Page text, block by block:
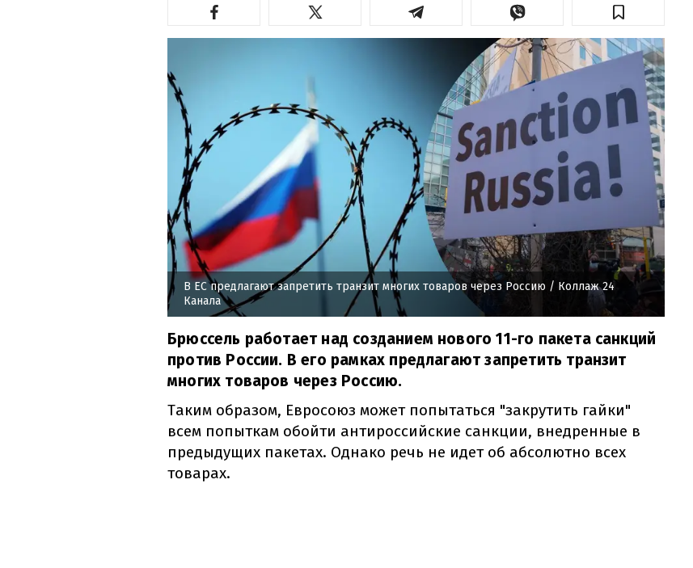
В ЕС предлагают запретить транзит многих товаров через Россию / Коллаж 24
Канала
Брюссель работает над созданием нового 11-го пакета санкций
против России. В его рамках предлагают запретить транзит
многих товаров через Россию.
Таким образом, Евросоюз может попытаться "закрутить гайки"
всем попыткам обойти антироссийские санкции, внедренные в
предыдущих пакетах. Однако речь не идет об абсолютно всех
товарах.